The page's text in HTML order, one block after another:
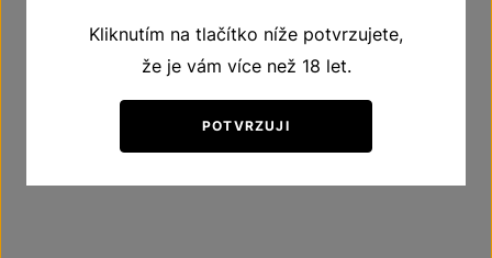
Víno polosladké
Kliknutím na tlačítko níže potvrzujete,
že je vám více než 18 let.
POTVRZUJI